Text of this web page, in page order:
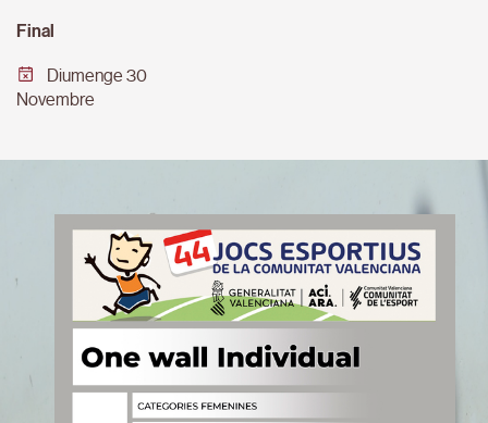
Final
Diumenge 30
Novembre